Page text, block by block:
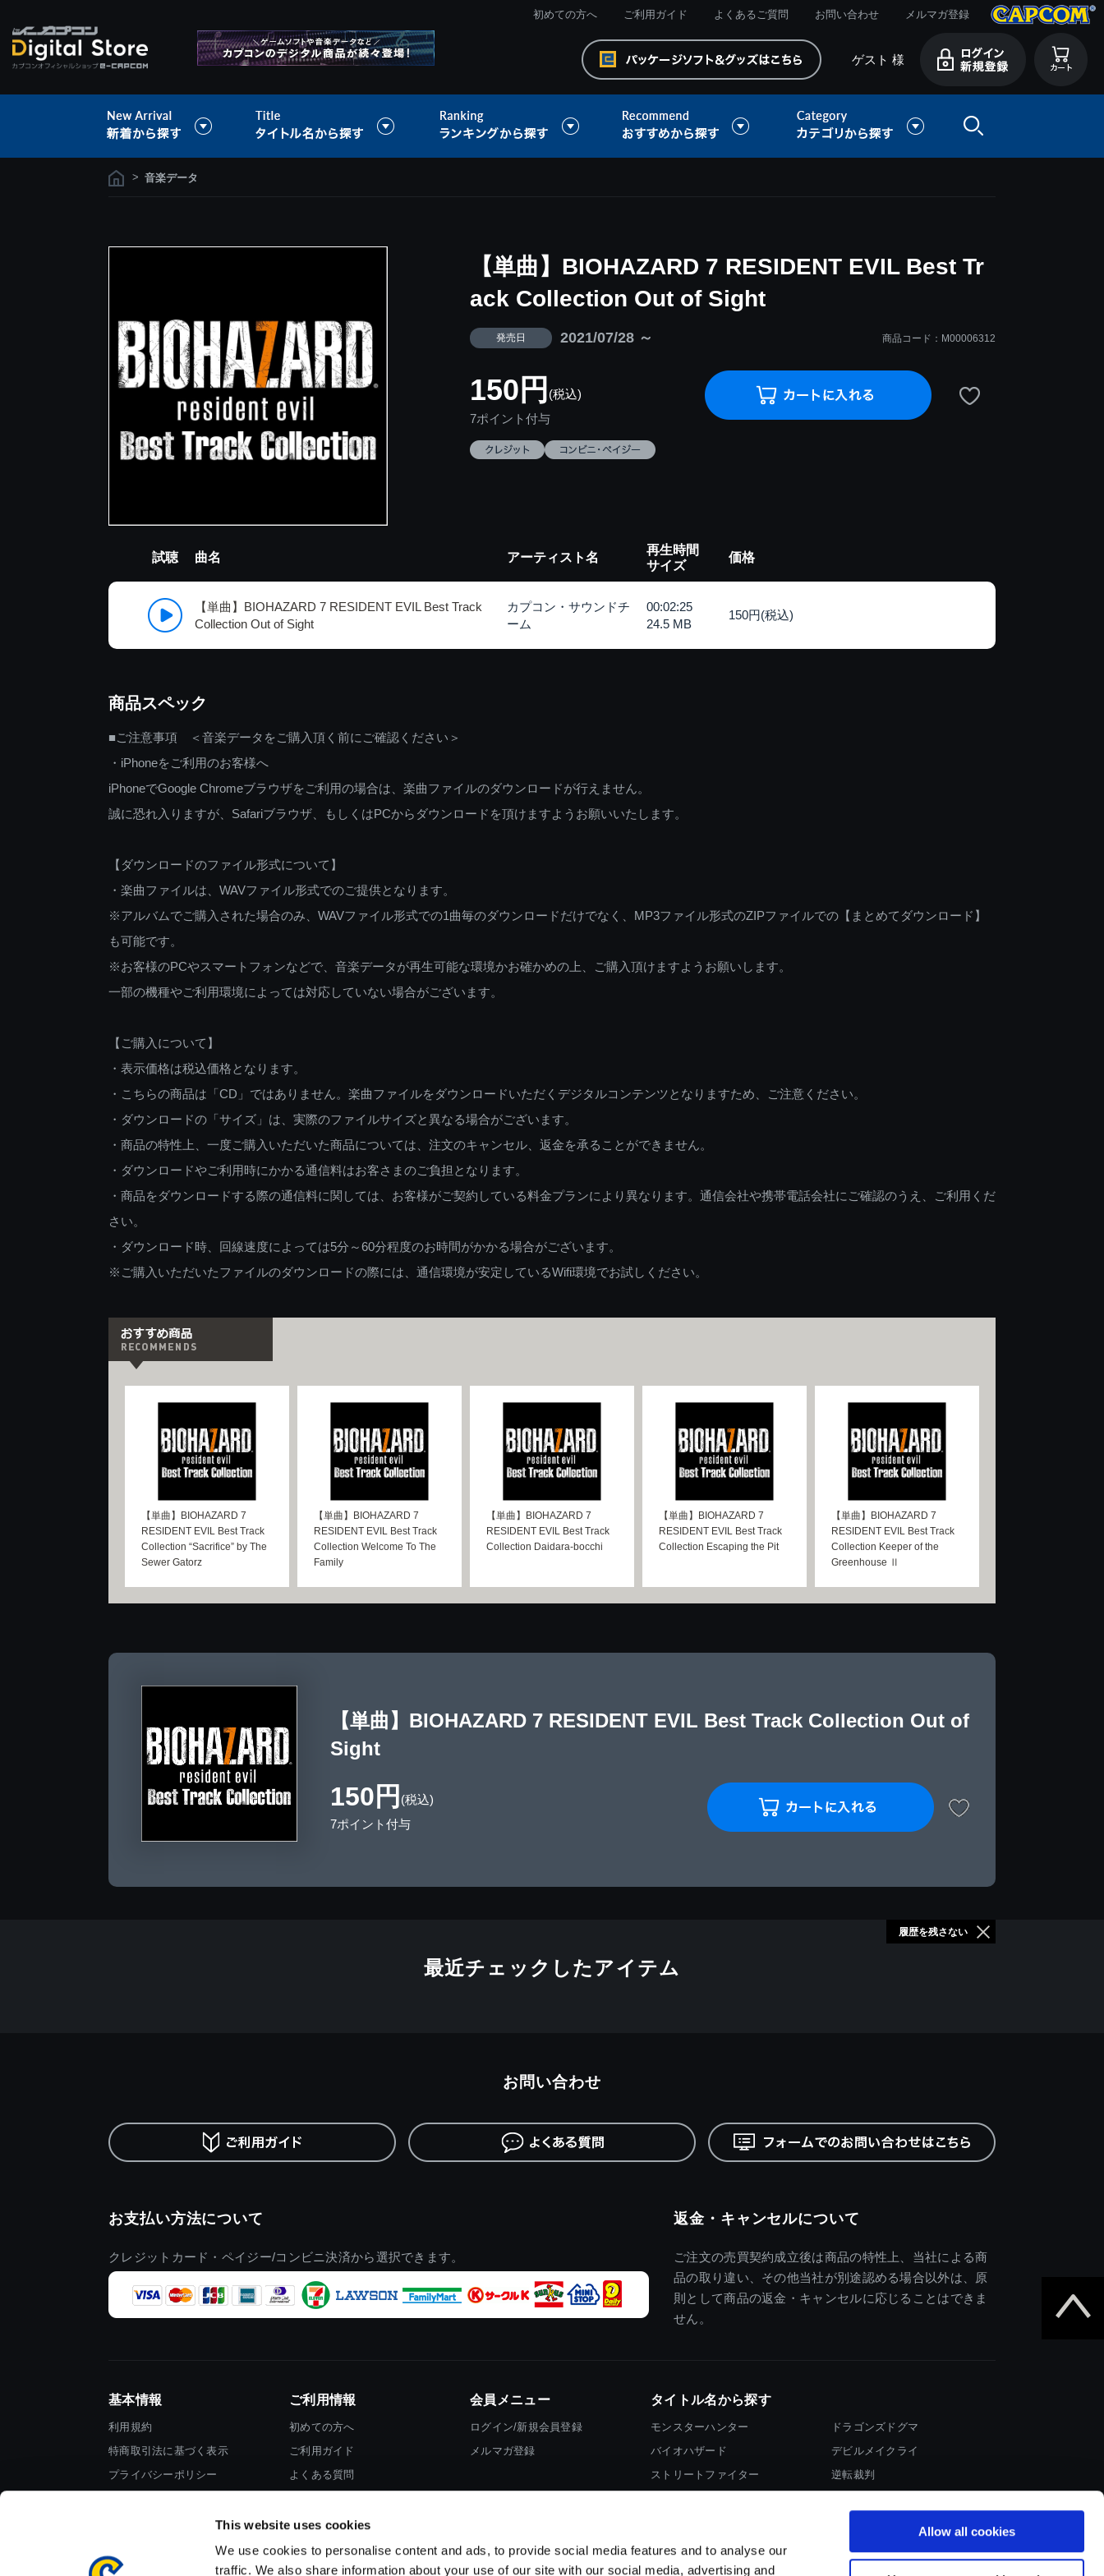
This website uses cookies
We use cookies to personalise content and ads, to provide social media features and to analyse our
traffic. We also share information about your use of our site with our social media, advertising and
Allow all cookies
初めての方へ ご利用ガイド よくあるご質問 お問い合わせ メルマガ登録
ゲスト 様
> 音楽データ
【単曲】BIOHAZARD 7 RESIDENT EVIL Best Tr
ack Collection Out of Sight
発売日 2021/07/28 ～ 商品コード：M00006312
150円 (税込)
7ポイント付与
試聴 曲名 アーティスト名
再生時間
サイズ
価格
【単曲】BIOHAZARD 7 RESIDENT EVIL Best Track
Collection Out of Sight
カプコン・サウンドチ
ーム
00:02:25
24.5 MB
150円(税込)
商品スペック
■ご注意事項 ＜音楽データをご購入頂く前にご確認ください＞
・iPhoneをご利用のお客様へ
iPhoneでGoogle Chromeブラウザをご利用の場合は、楽曲ファイルのダウンロードが行えません。
誠に恐れ入りますが、Safariブラウザ、もしくはPCからダウンロードを頂けますようお願いいたします。
【ダウンロードのファイル形式について】
・楽曲ファイルは、WAVファイル形式でのご提供となります。
※アルバムでご購入された場合のみ、WAVファイル形式での1曲毎のダウンロードだけでなく、MP3ファイル形式のZIPファイルでの【まとめてダウンロード】
も可能です。
※お客様のPCやスマートフォンなどで、音楽データが再生可能な環境かお確かめの上、ご購入頂けますようお願いします。
一部の機種やご利用環境によっては対応していない場合がございます。
【ご購入について】
・表示価格は税込価格となります。
・こちらの商品は「CD」ではありません。楽曲ファイルをダウンロードいただくデジタルコンテンツとなりますため、ご注意ください。
・ダウンロードの「サイズ」は、実際のファイルサイズと異なる場合がございます。
・商品の特性上、一度ご購入いただいた商品については、注文のキャンセル、返金を承ることができません。
・ダウンロードやご利用時にかかる通信料はお客さまのご負担となります。
・商品をダウンロードする際の通信料に関しては、お客様がご契約している料金プランにより異なります。通信会社や携帯電話会社にご確認のうえ、ご利用くだ
さい。
・ダウンロード時、回線速度によっては5分～60分程度のお時間がかかる場合がございます。
※ご購入いただいたファイルのダウンロードの際には、通信環境が安定しているWifi環境でお試しください。
【単曲】BIOHAZARD 7
RESIDENT EVIL Best Track
Collection “Sacrifice” by The
Sewer Gatorz
【単曲】BIOHAZARD 7
RESIDENT EVIL Best Track
Collection Welcome To The
Family
【単曲】BIOHAZARD 7
RESIDENT EVIL Best Track
Collection Daidara-bocchi
【単曲】BIOHAZARD 7
RESIDENT EVIL Best Track
Collection Escaping the Pit
【単曲】BIOHAZARD 7
RESIDENT EVIL Best Track
Collection Keeper of the
Greenhouse Ⅱ
【単曲】BIOHAZARD 7 RESIDENT EVIL Best Track Collection Out of
Sight
150円 (税込)
7ポイント付与
最近チェックしたアイテム
履歴を残さない
お支払い方法について
クレジットカード・ペイジー/コンビニ決済から選択できます。
返金・キャンセルについて
ご注文の売買契約成立後は商品の特性上、当社による商
品の取り違い、その他当社が別途認める場合以外は、原
則として商品の返金・キャンセルに応じることはできま
せん。
お問い合わせ
基本情報
利用規約
特商取引法に基づく表示
プライバシーポリシー
ご利用情報
初めての方へ
ご利用ガイド
よくある質問
会員メニュー
ログイン/新規会員登録
メルマガ登録
タイトル名から探す
モンスターハンター
バイオハザード
ストリートファイター
ドラゴンズドグマ
デビルメイクライ
逆転裁判